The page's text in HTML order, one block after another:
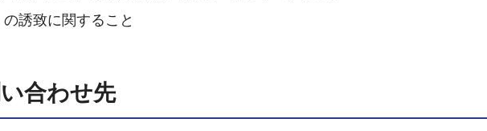
誘致に関すること
合わせ先